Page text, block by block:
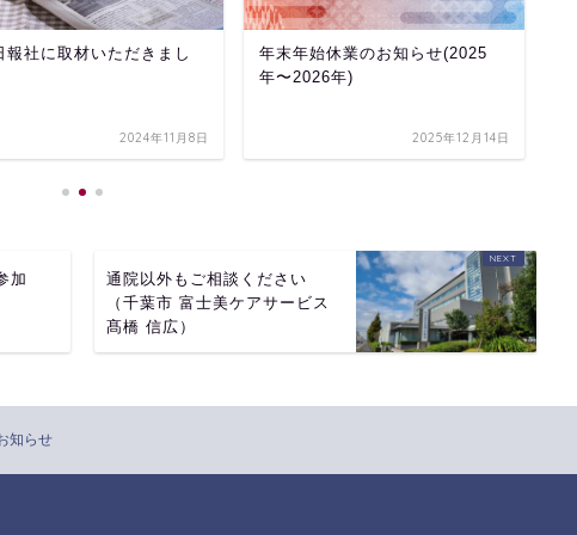
報社に取材いただきまし
2024年11月8日
年末年始休業のお知らせ(2025
年〜2026年)
2025年12月14日
加
通院以外もご相談ください
（千葉市 富士美ケアサービス
髙橋 信広）
知らせ